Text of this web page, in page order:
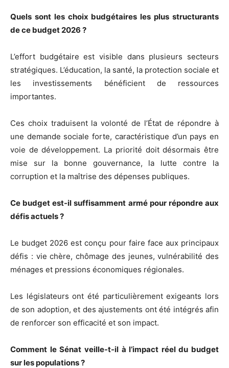
Quels sont les choix budgétaires les plus structurants
de ce budget 2026 ?
L’effort budgétaire est visible dans plusieurs secteurs
stratégiques. L’éducation, la santé, la protection sociale et
les investissements bénéficient de ressources
importantes.
Ces choix traduisent la volonté de l’État de répondre à
une demande sociale forte, caractéristique d’un pays en
voie de développement. La priorité doit désormais être
mise sur la bonne gouvernance, la lutte contre la
corruption et la maîtrise des dépenses publiques.
Ce budget est-il suffisamment armé pour répondre aux
défis actuels ?
Le budget 2026 est conçu pour faire face aux principaux
défis : vie chère, chômage des jeunes, vulnérabilité des
ménages et pressions économiques régionales.
Les législateurs ont été particulièrement exigeants lors
de son adoption, et des ajustements ont été intégrés afin
de renforcer son efficacité et son impact.
Comment le Sénat veille-t-il à l’impact réel du budget
sur les populations ?